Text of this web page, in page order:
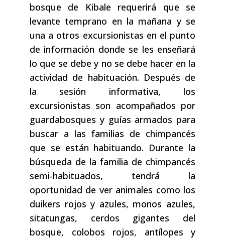
bosque de Kibale requerirá que se
levante temprano en la mañana y se
una a otros excursionistas en el punto
de información donde se les enseñará
lo que se debe y no se debe hacer en la
actividad de habituación. Después de
la sesión informativa, los
excursionistas son acompañados por
guardabosques y guías armados para
buscar a las familias de chimpancés
que se están habituando. Durante la
búsqueda de la familia de chimpancés
semi-habituados, tendrá la
oportunidad de ver animales como los
duikers rojos y azules, monos azules,
sitatungas, cerdos gigantes del
bosque, colobos rojos, antílopes y